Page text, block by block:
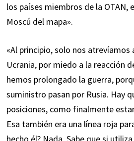
los países miembros de la OTAN,
Moscú del mapa».
«Al principio, solo nos atrevíamos
Ucrania, por miedo a la reacción
hemos prolongado la guerra,
suministro pasan por Rusia. Hay
posiciones, como finalmente
Esa también era una línea roja
hecho él? Nada. Sabe que si